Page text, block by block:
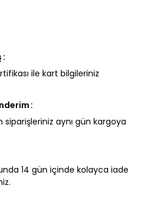
ile kart bilgileriniz
siparişleriniz aynı gün kargoya
14 gün içinde kolayca iade